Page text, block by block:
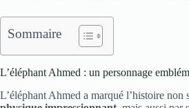
Sommaire
L’éléphant Ahmed : un personnage
L’éléphant Ahmed a marqué l’histoire non